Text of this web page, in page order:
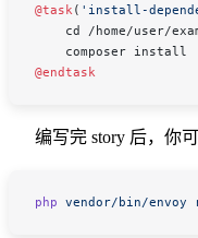
@task ( 'install-
cd /home/user/
    composer install
@endtask
编写完 story 后，你
php vendor/bin/envoy